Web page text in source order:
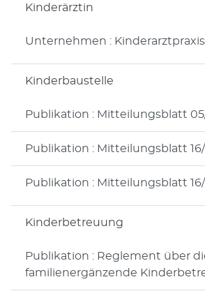
Kinderärztin
Unternehmen :
Kinderbaustelle
Publikation : Mitteilungsblatt 05/
Publikation : Mitteilungsblatt 16/
Publikation : Mitteilungsblatt
Kinderbetreuung
Publikation : Reglement über
familienergänzende